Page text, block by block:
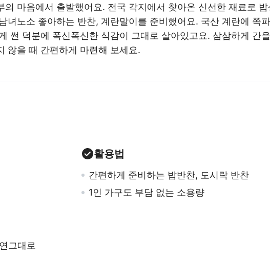
마음에서 출발했어요. 전국 각지에서 찾아온 신선한 재료로
녀노소 좋아하는 반찬, 계란말이를 준비했어요. 국산 계란에 쪽
썬 덕분에 폭신폭신한 식감이 그대로 살아있고요. 삼삼하게 간
않을 때 간편하게 마련해 보세요.
활용법
간편하게 준비하는 밥반찬, 도시락 반찬
1인 가구도 부담 없는 소용량
그대로